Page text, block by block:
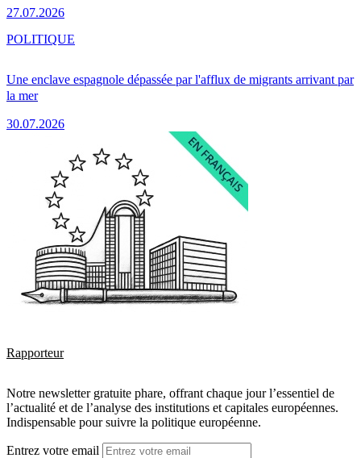
27.07.2026
Une enclave espagnole dépassée par l'afflux de migrants arrivant par
la mer
30.07.2026
POLITIQUE
Rapporteur
Notre newsletter gratuite phare, offrant chaque jour l’essentiel de
l’actualité et de l’analyse des institutions et capitales européennes.
Indispensable pour suivre la politique européenne.
Entrez votre email